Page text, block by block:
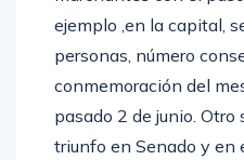
ejemplo ,en la capital,
personas, número
conmemoración del
pasado 2 de junio. Otro
triunfo en Senado y en